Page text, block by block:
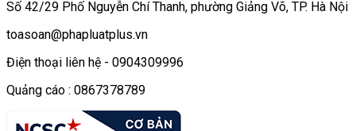
Số 42/29 Phố Nguyễn Chí Thanh, phường Giảng Võ, TP. Hà Nội
toasoan@phapluatplus.vn
Điện thoại liên hệ - 0904309996
Quảng cáo : 0867378789